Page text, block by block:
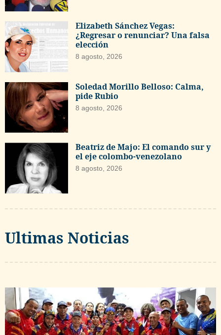
Elizabeth Sánchez Vegas:
¿Regresar o renunciar? Una falsa
elección
8 agosto, 2026
Soledad Morillo Belloso: Calma,
pide Rubio
8 agosto, 2026
Beatriz de Majo: El comando sur y
el eje colombo-venezolano
8 agosto, 2026
Ultimas Noticias